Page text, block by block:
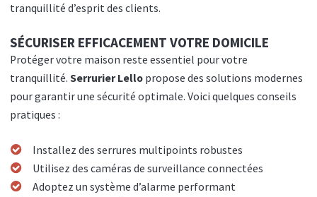
tranquillité d’esprit des clients.
SÉCURISER EFFICACEMENT VOTRE DOMICILE
Protéger votre maison reste essentiel pour votre
tranquillité. Serrurier Lello propose des solutions modernes
pour garantir une sécurité optimale. Voici quelques conseils
pratiques :
Installez des serrures multipoints robustes
Utilisez des caméras de surveillance connectées
Adoptez un système d’alarme performant